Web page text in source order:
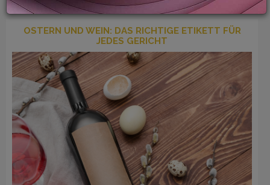
LOGIN
OSTERN UND WEIN: DAS RICHTIGE ETIKETT FÜR
JEDES GERICHT